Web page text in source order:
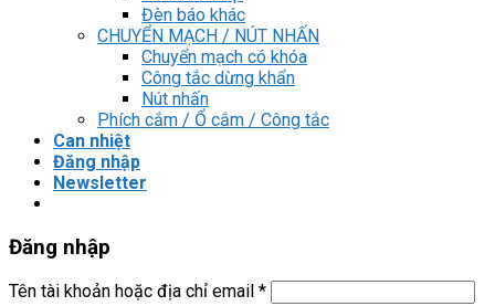
Đèn báo khác
CHUYỂN MẠCH / NÚT NHẤN
Chuyển mạch có khóa
Công tắc dừng khẩn
Nút nhấn
Phích cắm / Ổ cắm / Công tắc
Can nhiệt
Đăng nhập
Newsletter
Đăng nhập
Tên tài khoản hoặc địa chỉ email *